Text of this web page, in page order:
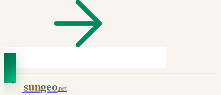
sungeo.net